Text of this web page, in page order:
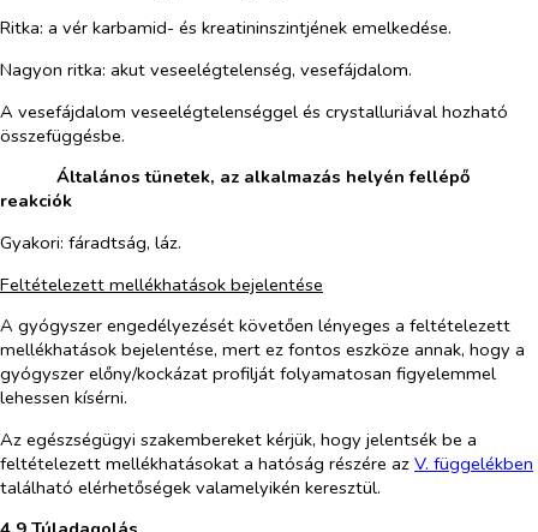
Ritka: a vér karbamid- és kreatininszintjének emelkedése.
Nagyon ritka: akut veseelégtelenség, vesefájdalom.
A vesefájdalom veseelégtelenséggel és crystalluriával hozható
összefüggésbe.
Általános tünetek, az alkalmazás helyén fellépő
reakciók
Gyakori: fáradtság, láz.
Feltételezett mellékhatások bejelentése
A gyógyszer engedélyezését követően lényeges a feltételezett
mellékhatások bejelentése, mert ez fontos eszköze annak, hogy a
gyógyszer előny/kockázat profilját folyamatosan figyelemmel
lehessen kísérni.
Az egészségügyi szakembereket kérjük, hogy jelentsék be a
feltételezett mellékhatásokat a hatóság részére az V. függelékben
található elérhetőségek valamelyikén keresztül.